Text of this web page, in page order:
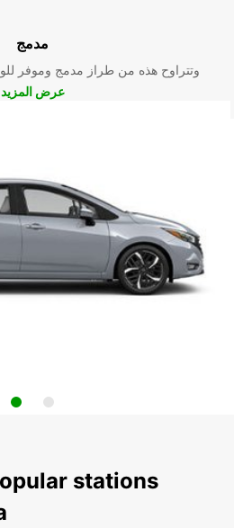
مدمج
وتتراوح هذه من طراز مدمج وموفر
عرض المزيد
stations